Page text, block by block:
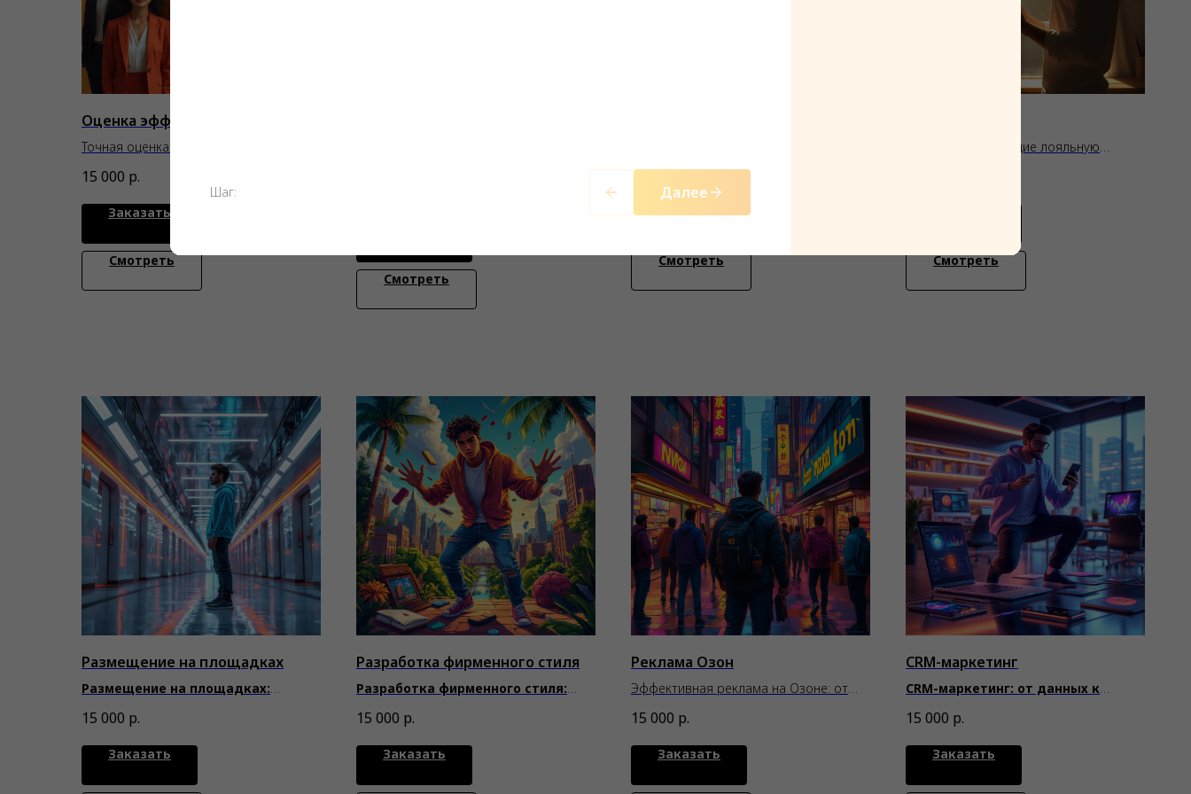
Оценка эффективности
Точная оценка эффективности — путь
15 000 р.
Заказать
Смотреть
Смотреть
15 000
Заказать
Смотреть
Рассылки, создающие лояльную
Смотреть
Размещение на площадках
Размещение на площадках:
15 000 р.
Заказать
Разработка фирменного стиля
Разработка фирменного стиля:
запоминается
15 000 р.
Заказать
Реклама Озон
Эффективная реклама на Озоне: от
15 000 р.
Заказать
CRM-маркетинг
CRM-маркетинг: от данных к
15 000 р.
Заказать
Шаг: Далее